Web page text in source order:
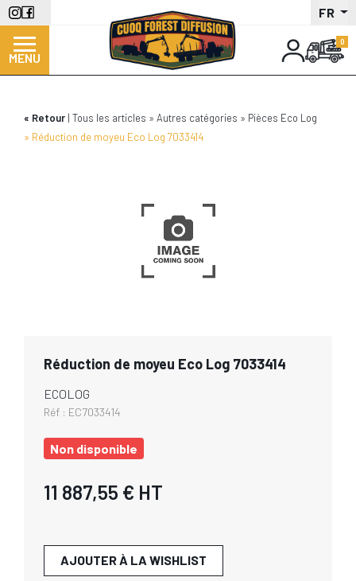
Aller
au
contenu
principal
FR
MENU
Retour Tous les articles Autres catégories
Pièces Eco Log
Réduction de moyeu Eco Log 7033414
Réduction de moyeu Eco Log 7033414
ECOLOG
Réf : EC7033414
Non disponible
11 887,55 € HT
AJOUTER À LA WISHLIST